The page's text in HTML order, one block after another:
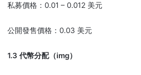
私募價格：0.01 – 0.012 美元
公開發售價格：0.03 美元
1.3 代幣分配（img）